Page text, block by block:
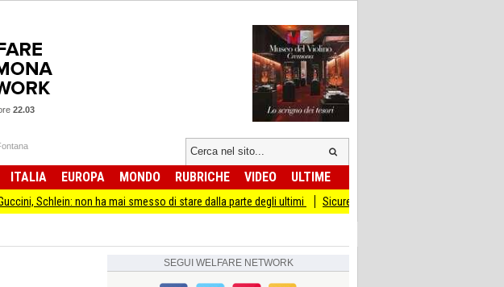
22.03
ITALIA EUROPA MONDO RUBRICHE VIDEO ULTIME
non ha mai smesso di stare dalla parte degli ultimi Sicurezza I Giovani Democratici ribattono ai Giovani
SEGUI WELFARE NETWORK